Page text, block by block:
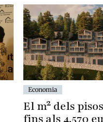
Economia
El m² dels
fins als 4.570